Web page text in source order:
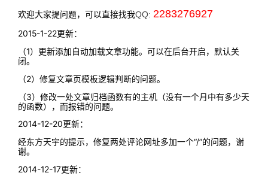
欢迎大家提问题，可以直接找我QQ: 2283276927
2015-1-22更新：
（1）更新添加自动加载文章功能。可以在后台开启，默认关
闭。
（2）修复文章页模板逻辑判断的问题。
（3）修改一处文章归档函数有的主机（没有一个月中有多少天
的函数），而报错的问题。
2014-12-20更新：
经东方天宇的提示，修复两处评论网址多加一个“/”的问题，谢
谢。
2014-12-17更新：